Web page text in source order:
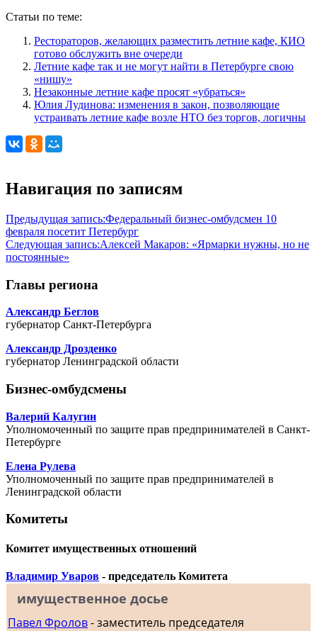
Статьи по теме:
Рестораторов, желающих разместить летние кафе, КИО
готово обслужить вне очереди
Летние кафе так и не могут найти в Петербурге свою
«нишу»
Незаконные летние кафе просят «убраться»
Юлия Лудинова: изменения в закон, позволяющие
устраивать летние кафе возле НТО без торгов, логичны
Навигация по записям
Предыдущая запись:Федеральный бизнес-омбудсмен 10
февраля посетит Петербург
Следующая запись:Алексей Макаров: «Ярмарки нужны, но не
постоянные»
Главы региона
Александр Беглов
губернатор Санкт-Петербурга
Александр Дрозденко
губернатор Ленинградской области
Бизнес-омбудсмены
Валерий Калугин
Уполномоченный по защите прав предпринимателей в Санкт-
Петербурге
Елена Рулева
Уполномоченный по защите прав предпринимателей в
Ленинградской области
Комитеты
Комитет имущественных отношений
Владимир Уваров - председатель Комитета
имущественное досье
Павел Фролов- заместитель председателя